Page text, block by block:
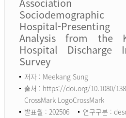
Hospital-
Analysis from the
Hospital Discharge
Survey
저자 : Meekang Sung
출처 : https://doi.org/10.1080/
CrossMark LogoCrossMark
발표월 : 202506
연구구분 :